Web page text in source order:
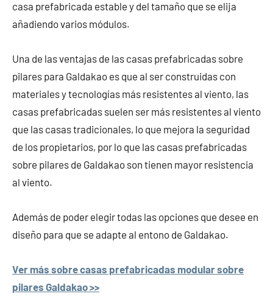
casa prefabricada estable y del tamaño que se elija
añadiendo varios módulos.
Una de las ventajas de las casas prefabricadas sobre
pilares para Galdakao es que al ser construidas con
materiales y tecnologías más resistentes al viento, las
casas prefabricadas suelen ser más resistentes al viento
que las casas tradicionales, lo que mejora la seguridad
de los propietarios, por lo que las casas prefabricadas
sobre pilares de Galdakao son tienen mayor resistencia
al viento.
Además de poder elegir todas las opciones que desee en
diseño para que se adapte al entono de Galdakao.
Ver más sobre casas prefabricadas modular sobre
pilares Galdakao >>